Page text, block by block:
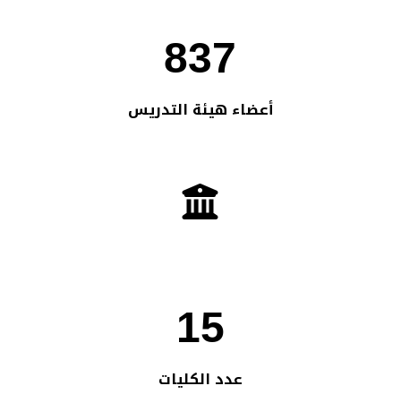
837
أعضاء هيئة التدريس
15
عدد الكليات